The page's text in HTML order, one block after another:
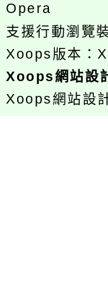
Opera
支援行動瀏覽
Xoops版本：
Xoops網站設
Xoops網站設